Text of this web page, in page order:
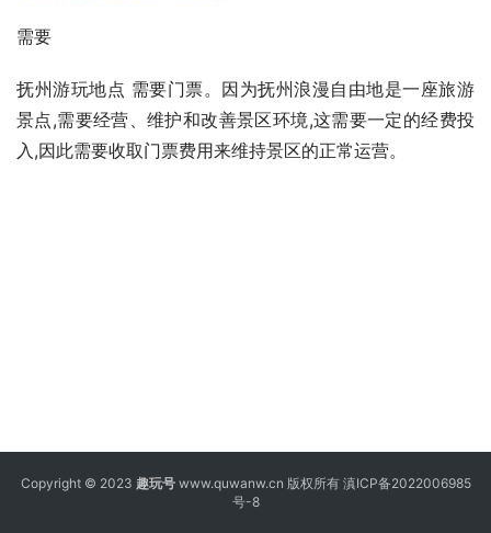
需要
抚州游玩地点 需要门票。因为抚州浪漫自由地是一座旅游
景点,需要经营、维护和改善景区环境,这需要一定的经费投
入,因此需要收取门票费用来维持景区的正常运营。
Copyright © 2023 趣玩号www.quwanw.cn 版权所有 滇ICP备2022006985
号-8